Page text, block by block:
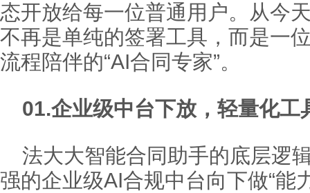
态开放给每一位普通用户。从今
不再是单纯的签署工具，而是一
流程陪伴的“AI合同专家”。
01.企业级中台下放，轻量化工
法大大智能合同助手的底层逻
强的企业级AI合规中台向下做“能